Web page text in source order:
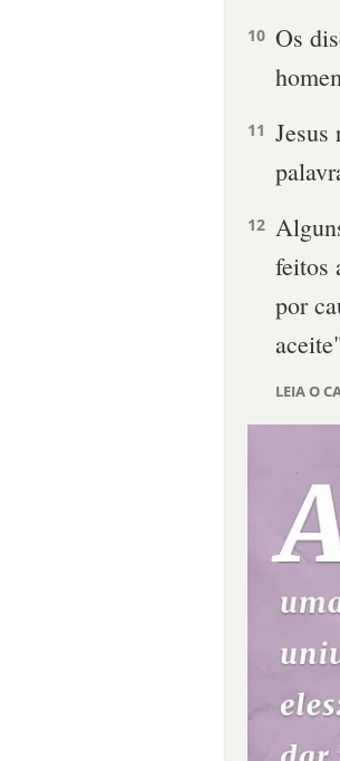
10 Os
11 Jesus
12
feitos
por
LEIA O